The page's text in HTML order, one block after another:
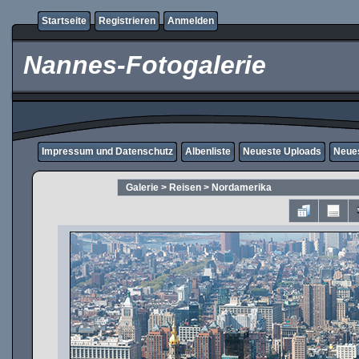
Startseite Registrieren Anmelden
Nannes-Fotogalerie
Impressum und Datenschutz Albenliste Neueste Uploads
Galerie> Reisen> Nordamerika